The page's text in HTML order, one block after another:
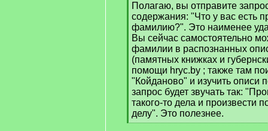
q
]
Полагаю, вы отправите
содержания: "Что у вас есть
фамилию?". Это наименее
Вы сейчас самостоятельно
фамилии в распознанных
(памятных книжках и
помощи hryc.by ; также там
"Койданово" и изучить описи
запрос будет звучать так:
такого-то дела и произвести
делу". Это полезнее.
[